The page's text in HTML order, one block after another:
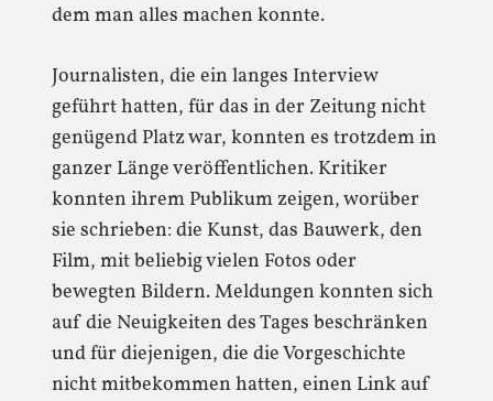
dem man alles machen konnte.
Journalisten, die ein langes Interview
geführt hatten, für das in der Zeitung nicht
genügend Platz war, konnten es trotzdem in
ganzer Länge veröffentlichen. Kritiker
konnten ihrem Publikum zeigen, worüber
sie schrieben: die Kunst, das Bauwerk, den
Film, mit beliebig vielen Fotos oder
bewegten Bildern. Meldungen konnten sich
auf die Neuigkeiten des Tages beschränken
und für diejenigen, die die Vorgeschichte
nicht mitbekommen hatten, einen Link auf